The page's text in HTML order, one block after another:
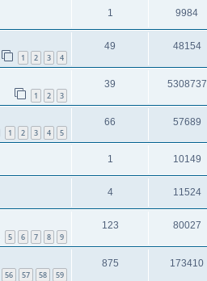
1 9984
1 2 3 4
49 48154
1 2 3
39 5308737
1 2 3 4 5
66 57689
1 10149
4 11524
5 6 7 8 9
123 80027
56 57 58 59
875 173410